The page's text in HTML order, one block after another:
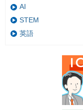
AI
STEM
英語